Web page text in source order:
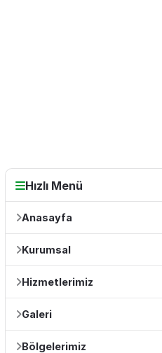
Hızlı Menü
Anasayfa
Kurumsal
Hizmetlerimiz
Galeri
Bölgelerimiz